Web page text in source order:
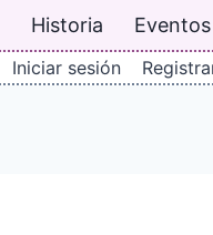
Historia Eventos
Iniciar sesión